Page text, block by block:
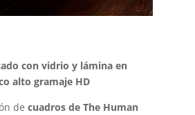
con vidrio y lámina en
alto gramaje HD
de cuadros de The Human